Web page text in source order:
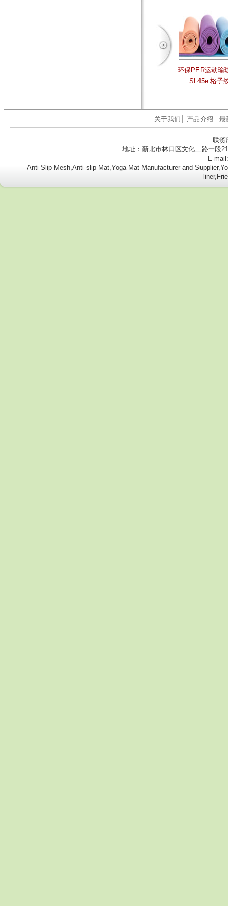
环保PER运动瑜
SL45e 格子
关于我们 产品介绍 最
联贺
地址：新北市林口区文化二路一段
E-
Anti Slip Mesh,Anti slip Mat,Yoga Mat Manufacturer and